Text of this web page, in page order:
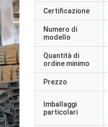
Certificazione
Numero di
modello
Quantità di
ordine minimo
Prezzo
Imballaggi
particolari